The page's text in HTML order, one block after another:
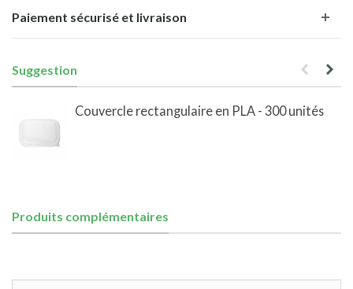
Paiement sécurisé et livraison
Suggestion
Couvercle rectangulaire en PLA - 300 unités
Produits complémentaires